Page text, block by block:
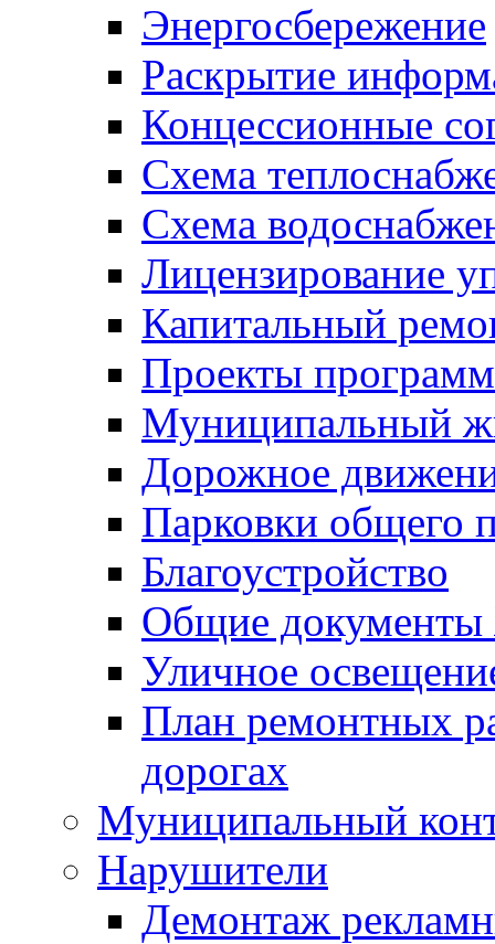
Энергосбережение
Раскрытие
Концессионные
Схема
Схема
Лицензирование
Капитальный
Проекты программ
Муниципальный
Дорожное
Парковки общего
Благоустройство
Общие
Уличное
План ремонтных
дорогах
Муниципальный
Нарушители
Демонтаж